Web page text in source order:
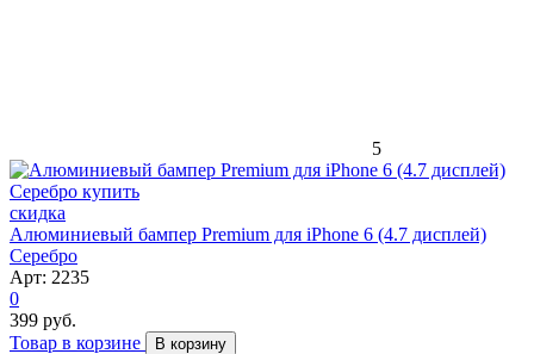
5
скидка
Алюминиевый бампер Premium для iPhone 6 (4.7 дисплей)
Серебро
Арт: 2235
0
399 руб.
Товар в корзине
В корзину